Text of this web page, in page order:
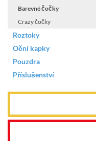
Barevné čočky
Crazy čočky
Roztoky
Oční kapky
Pouzdra
Příslušenství